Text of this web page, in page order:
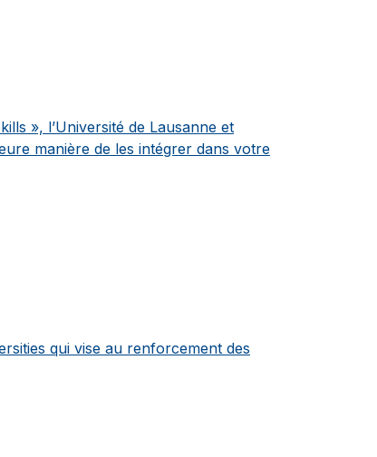
», l’Université de Lausanne et
manière de les intégrer dans votre
qui vise au renforcement des